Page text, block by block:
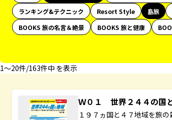
ランキング&テクニック
Resort Style 島旅
BOOKS 旅の名言＆絶景
BOOKS 旅と健康
1〜20件/163件中 を表示
Ｗ０１ 世界２４４の国
１９７ヵ国と４７地域を旅